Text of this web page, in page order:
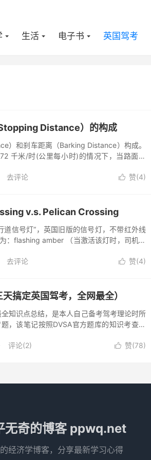
生活 电子书 英国驾考
Distance）的构成
）和刹车距离（Barking Distance）构成。
千米/时(公里每小时)的情况下，当路面干
 赞(4)
去评论
v.s. Pelican Crossing
信号灯“，英国旧版的信号灯，不带红外线
：flashing amber （当激活该灯时，司机端
 赞(4)
去评论
搞定英国驾考，全网最全）
知识点总结，是本人自己备考驾考理论时所
，该笔记按照DVSA官方题库的知识考查顺
 赞(78)
评论(2)
无奇的博客 ppwq.net
经济学博客，分享最新学习心得